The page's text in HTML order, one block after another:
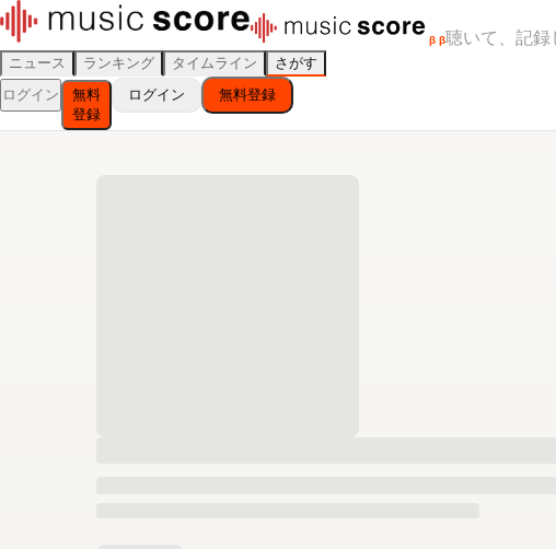
β β聴いて、記
ニュース ランキング タイムライン
さがす
ログイン
無料
登録
ログイン 無料登録